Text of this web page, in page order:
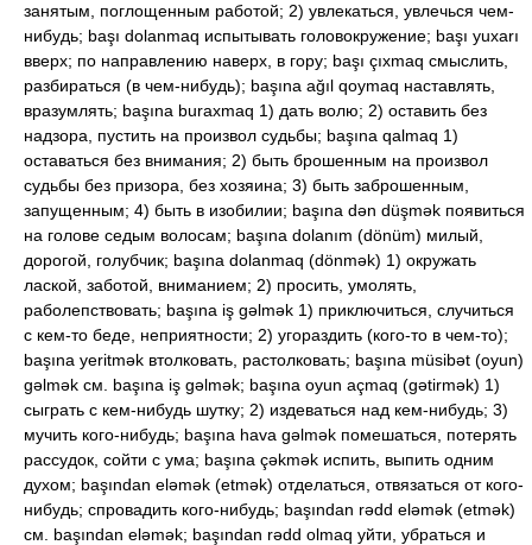
занятым, поглощенным работой; 2) увлекаться, увлечься чем-
нибудь; başı dolanmaq испытывать головокружение; başı yuxarı
вверх; по направлению наверх, в гору; başı çıxmaq смыслить,
разбираться (в чем-нибудь); başına ağıl qoymaq наставлять,
вразумлять; başına buraxmaq 1) дать волю; 2) оставить без
надзора, пустить на произвол судьбы; başına qalmaq 1)
оставаться без внимания; 2) быть брошенным на произвол
судьбы без призора, без хозяина; 3) быть заброшенным,
запущенным; 4) быть в изобилии; başına dən düşmək появиться
на голове седым волосам; başına dolanım (dönüm) милый,
дорогой, голубчик; başına dolanmaq (dönmək) 1) окружать
лаской, заботой, вниманием; 2) просить, умолять,
раболепствовать; başına iş gəlmək 1) приключиться, случиться
с кем-то беде, неприятности; 2) угораздить (кого-то в чем-то);
başına yeritmək втолковать, растолковать; başına müsibət (oyun)
gəlmək см. başına iş gəlmək; başına oyun açmaq (gətirmək) 1)
сыграть с кем-нибудь шутку; 2) издеваться над кем-нибудь; 3)
мучить кого-нибудь; başına hava gəlmək помешаться, потерять
рассудок, сойти с ума; başına çəkmək испить, выпить одним
духом; başından eləmək (etmək) отделаться, отвязаться от кого-
нибудь; спровадить кого-нибудь; başından rədd eləmək (etmək)
см. başından eləmək; başından rədd olmaq уйти, убраться и